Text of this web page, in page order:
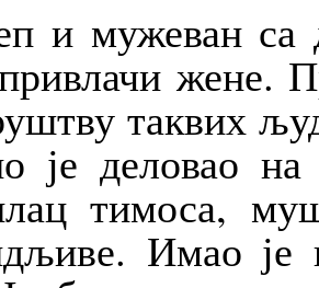
и мужеван са
жене.
таквих
је деловао
тимоса,
Имао је